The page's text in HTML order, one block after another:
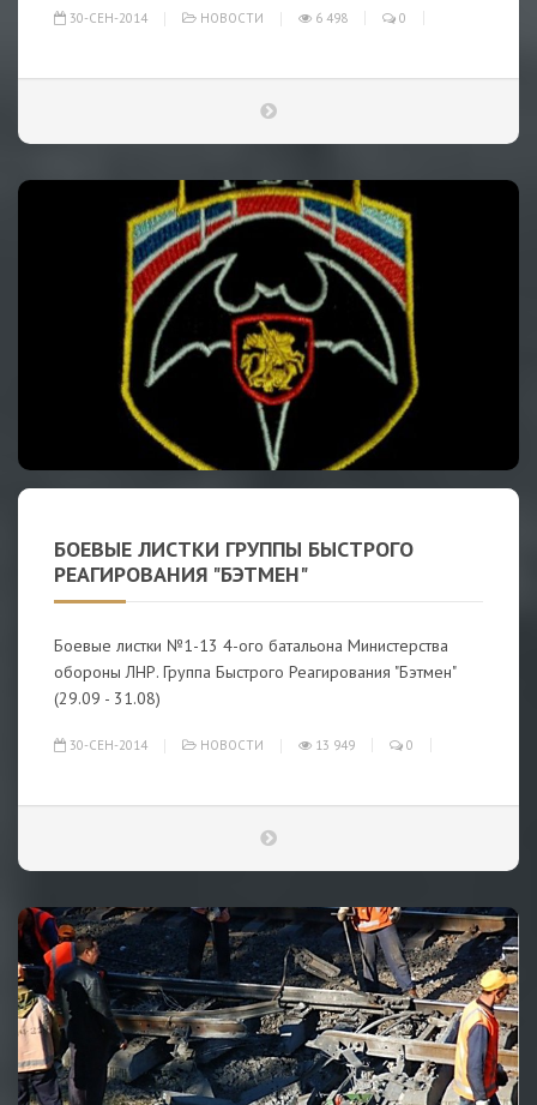
30-СЕН-2014 НОВОСТИ 6 498 0
БОЕВЫЕ ЛИСТКИ ГРУППЫ БЫСТРОГО
РЕАГИРОВАНИЯ "БЭТМЕН"
Боевые листки №1-13 4-ого батальона Министерства
обороны ЛНР. Группа Быстрого Реагирования "Бэтмен"
(29.09 - 31.08)
30-СЕН-2014 НОВОСТИ 13 949 0